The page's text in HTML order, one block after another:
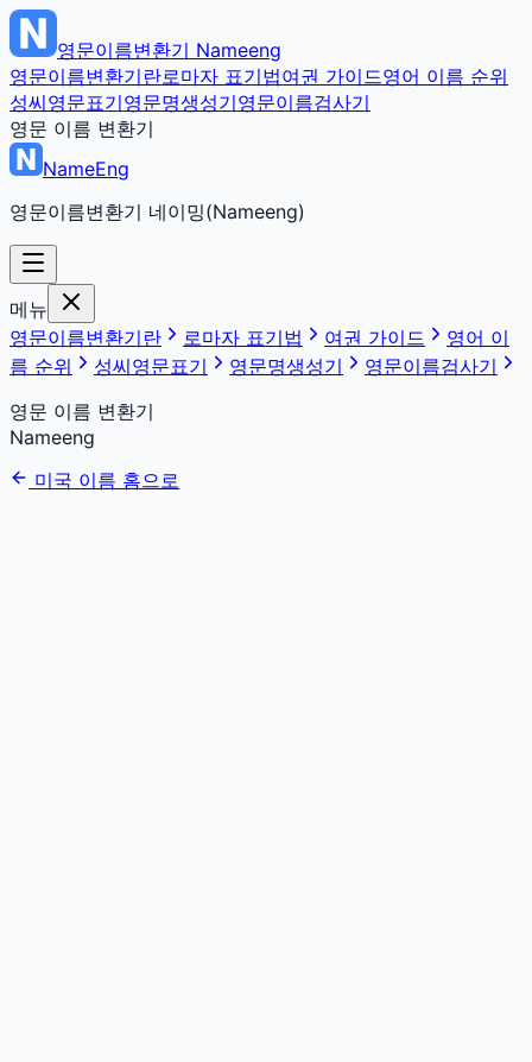
영문이름변환기 Nameeng
영문이름변환기란로마자 표기법여권 가이드영어 이름 순위
성씨영문표기영문명생성기영문이름검사기
영문 이름 변환기
NameEng
영문이름변환기 네이밍(Nameeng)
메뉴
영문이름변환기란
로마자 표기법 여권 가이드
영어 이
름 순위
성씨영문표기 영문명생성기
영문이름검사기
영문 이름 변환기
Nameeng
미국 이름 홈으로